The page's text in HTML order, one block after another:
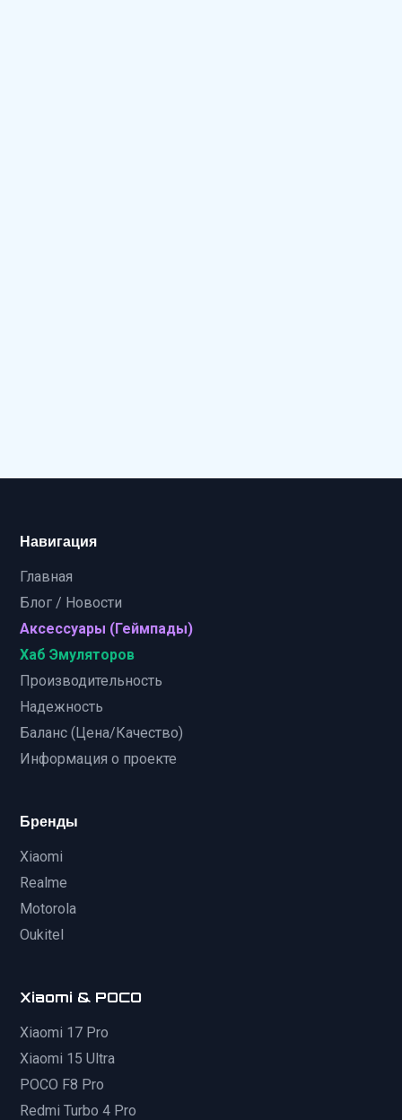
Навигация
Главная
Блог / Новости
Аксессуары (Геймпады)
Хаб Эмуляторов
Производительность
Надежность
Баланс (Цена/Качество)
Информация о проекте
Бренды
Xiaomi
Realme
Motorola
Oukitel
Xiaomi & POCO
Xiaomi 17 Pro
Xiaomi 15 Ultra
POCO F8 Pro
Redmi Turbo 4 Pro